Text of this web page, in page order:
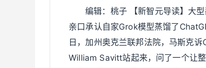
编辑：桃子 【新智元导读】大
亲口承认自家Grok模型蒸馏了
日，加州奥克兰联邦法院，马斯克
William Savitt站起来，问了一个让